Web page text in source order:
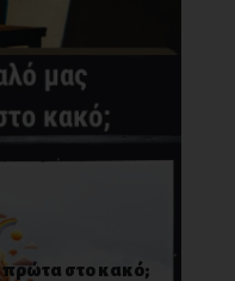
πρώτα στο κακό;